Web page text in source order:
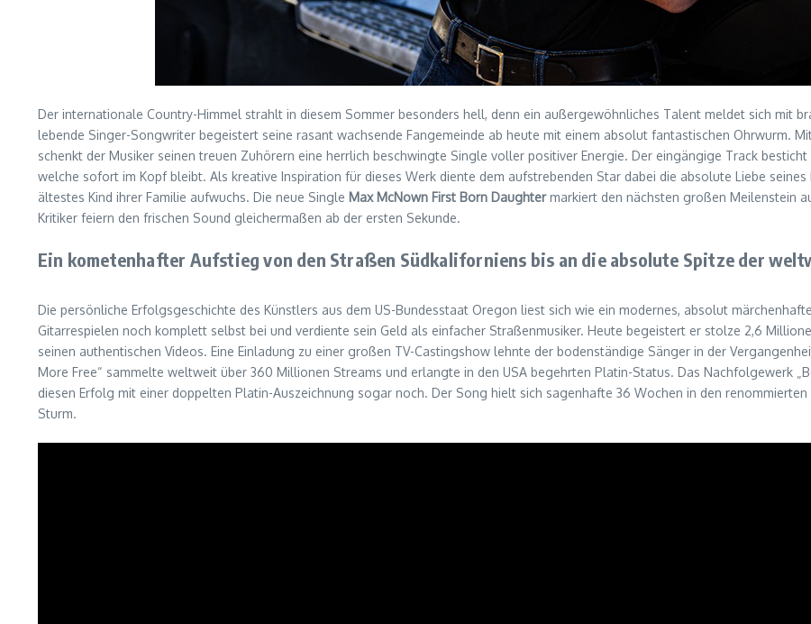
Der internationale Country-Himmel strahlt in diesem Sommer besonders hell, denn ein außergewöhnliches Talent meldet sich mit
lebende Singer-Songwriter begeistert seine rasant wachsende Fangemeinde ab heute mit einem absolut fantastischen Ohrwurm.
schenkt der Musiker seinen treuen Zuhörern eine herrlich beschwingte Single voller positiver Energie. Der eingängige Track
welche sofort im Kopf bleibt. Als kreative Inspiration für dieses Werk diente dem aufstrebenden Star dabei die absolute Liebe
ältestes Kind ihrer Familie aufwuchs. Die neue Single Max McNown First Born Daughtermarkiert den nächsten großen Meilenstein
Kritiker feiern den frischen Sound gleichermaßen ab der ersten Sekunde.
Ein kometenhafter Aufstieg von den Straßen Südkaliforniens bis an die absolute Spitze der
Die persönliche Erfolgsgeschichte des Künstlers aus dem US-Bundesstaat Oregon liest sich wie ein modernes, absolut
Gitarrespielen noch komplett selbst bei und verdiente sein Geld als einfacher Straßenmusiker. Heute begeistert er stolze 2,6
seinen authentischen Videos. Eine Einladung zu einer großen TV-Castingshow lehnte der bodenständige Sänger in der
More Free“ sammelte weltweit über 360 Millionen Streams und erlangte in den USA begehrten Platin-Status. Das Nachfolgewerk
diesen Erfolg mit einer doppelten Platin-Auszeichnung sogar noch. Der Song hielt sich sagenhafte 36 Wochen in den
Sturm.